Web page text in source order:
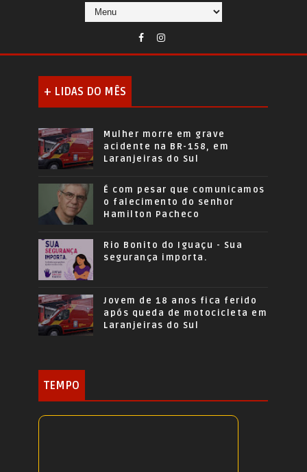
+ LIDAS DO MÊS
Mulher morre em grave
acidente na BR-158, em
Laranjeiras do Sul
É com pesar que comunicamos
o falecimento do senhor
Hamilton Pacheco
Rio Bonito do Iguaçu - Sua
segurança importa.
Jovem de 18 anos fica ferido
após queda de motocicleta em
Laranjeiras do Sul
TEMPO